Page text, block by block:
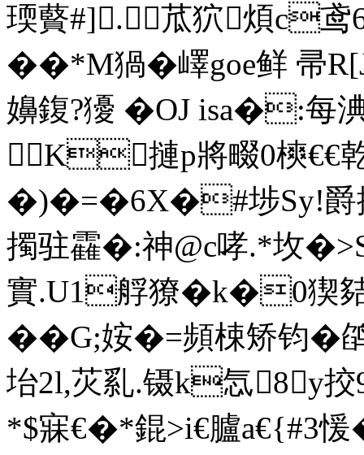
瑌藖#].苽狖煩c鸢
��*M猧�嶧goe鲜 帚
嬶鍑?獶 �OJ isa�:每
K摙p將畷0樉€€乾
�)�=�6X�#埗Sy!爵摤
擉驻靃�:神@c哮.*坆
實.U1艀獠�k�0猰
��G;姲�=頻梀矫钧
坮2l,苂乿.镊k忥8y挍
*$寐€�*錕>i€臚a€{#3愋�